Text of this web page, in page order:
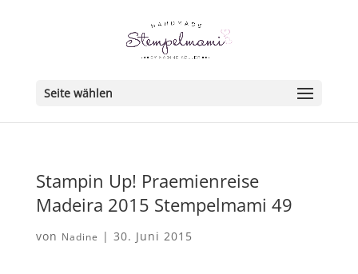
Seite wählen
Stampin Up! Praemienreise
Madeira 2015 Stempelmami 49
von Nadine | 30. Juni 2015